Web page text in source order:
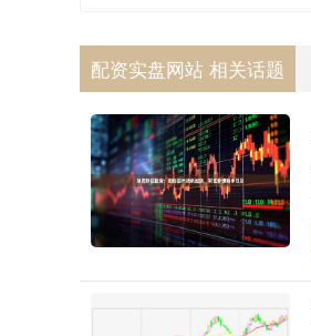
配资实盘网站 相关话题